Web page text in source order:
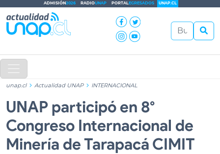
ADMISIÓN2026 RADIOUNAP PORTALEGRESADOS UNAP.CL
unap.cl Actualidad UNAP INTERNACIONAL
UNAP participó en 8°
Congreso Internacional de
Minería de Tarapacá CIMIT